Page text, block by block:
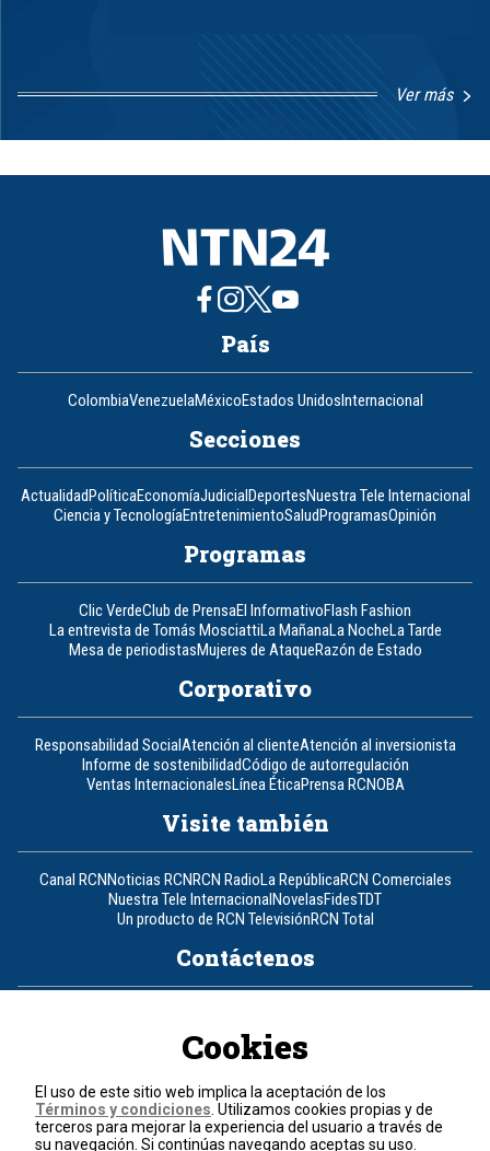
Ver más
8
País
ColombiaVenezuelaMéxicoEstados UnidosInternacional
Secciones
ActualidadPolíticaEconomíaJudicialDeportesNuestra Tele Internacional
Ciencia y TecnologíaEntretenimientoSaludProgramasOpinión
Programas
Clic VerdeClub de PrensaEl InformativoFlash Fashion
La entrevista de Tomás MosciattiLa MañanaLa NocheLa Tarde
Mesa de periodistasMujeres de AtaqueRazón de Estado
Corporativo
Responsabilidad SocialAtención al clienteAtención al inversionista
Informe de sostenibilidadCódigo de autorregulación
Ventas InternacionalesLínea ÉticaPrensa RCNOBA
Visite también
Canal RCNNoticias RCNRCN RadioLa RepúblicaRCN Comerciales
Nuestra Tele InternacionalNovelasFidesTDT
Un producto de RCN TelevisiónRCN Total
Contáctenos
Política de cookies
Términos y condiciones
© 2026, RCN Medios.
Cookies
El uso de este sitio web implica la aceptación de los
Términos y condiciones . Utilizamos cookies propias y de
terceros para mejorar la experiencia del usuario a través de
su navegación. Si continúas navegando aceptas su uso.